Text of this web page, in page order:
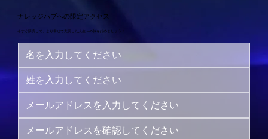
ナレッジハブへの限定アクセス
今すぐ購読して、より幸せで充実した人生への旅を始めましょう！